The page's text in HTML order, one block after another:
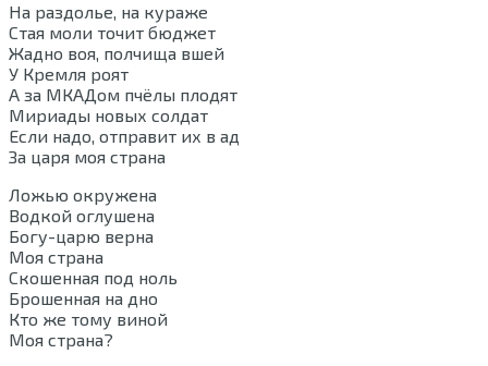
На раздолье, на кураже
Стая моли точит бюджет
Жадно воя, полчища вшей
У Кремля роят
А за МКАДом пчёлы плодят
Мириады новых солдат
Если надо, отправит их в ад
За царя моя страна
Ложью окружена
Водкой оглушена
Богу-царю верна
Моя страна
Скошенная под ноль
Брошенная на дно
Кто же тому виной
Моя страна?